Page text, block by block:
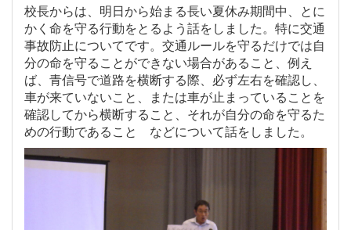
校長からは、明日から始まる長い夏休み期間中、とに
かく命を守る行動をとるよう話をしました。特に交通
事故防止についてです。交通ルールを守るだけでは自
分の命を守ることができない場合があること、例え
ば、青信号で道路を横断する際、必ず左右を確認し、
車が来ていないこと、または車が止まっていることを
確認してから横断すること、それが自分の命を守るた
めの行動であること などについて話をしました。